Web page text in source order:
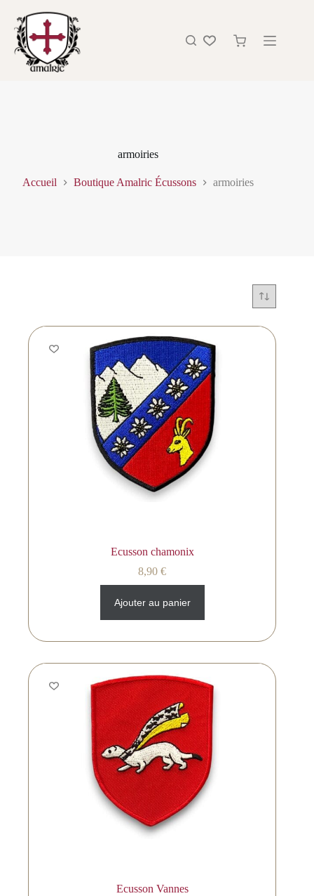
armoiries
Accueil Boutique Amalric Écussons armoiries
Ecusson chamonix
8,90€
Ajouter au panier
Ecusson Vannes